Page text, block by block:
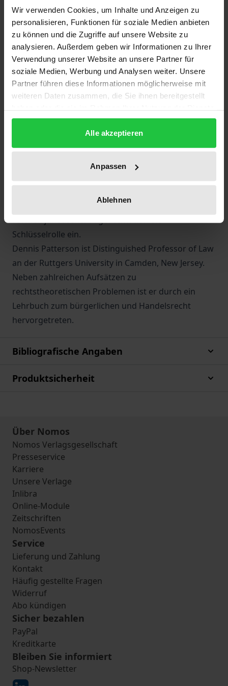
Wir verwenden Cookies, um Inhalte und Anzeigen zu
personalisieren, Funktionen für soziale Medien anbieten
zu können und die Zugriffe auf unsere Website zu
analysieren. Außerdem geben wir Informationen zu Ihrer
Verwendung unserer Website an unsere Partner für
soziale Medien, Werbung und Analysen weiter. Unsere
Partner führen diese Informationen möglicherweise mit
weiteren Daten zusammen, die Sie ihnen bereitgestellt
gesammelt haben.
Alle akzeptieren
Anpassen
Ablehnen
unterschiedlicher Antworten auf die Wahrheitsfrage
im Recht finden, wie der Verfasser durch eine
Darstellung und Kritik der vorherrschenden
Debatten (z.B. Realismus versus Anti-Realismus) und
Rechtstheorien (Weinrib, Moore, Brink, Hart,
Dworkin, Fish und Bobbitt) aufzeigt. Auf der Basis
einer stark von der Spätphilosophie Wittgensteins
Beziehungen zwischen Sprache, Welt und
Bedeutung weist Patterson nach, daß die erörterten
Rechtstheorien keine überzeugenden Antworten auf
die Wahrheitsfrage geben. Ihnen setzt er eine
ihr nimmt die sprachliche Praxis in Gestalt der
Formen juristischer Argumentation die
Schlüsselrolle ein.
Dennis Patterson ist Distinguished Professor of Law
an der Ruttgers University in Camden, New Jersey.
Neben zahlreichen Aufsätzen zu
rechtstheoretischen Problemen ist er durch ein
Lehrbuch zum bürgerlichen und Handelsrecht
hervorgetreten.
Bibliografische Angaben
Produktsicherheit
Über Nomos
Nomos Verlagsgesellschaft
Presseservice
Karriere
Unsere Verlage
Inlibra
Online-Module
Zeitschriften
NomosEvents
Service
Lieferung und Zahlung
Kontakt
Häufig gestellte Fragen
Widerruf
Abo kündigen
Sicher bezahlen
PayPal
Kreditkarte
Bleiben Sie informiert
Shop-Newsletter